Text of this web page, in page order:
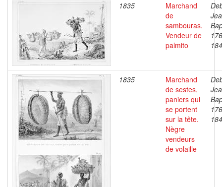
1835
Marchand
de
sambouras.
Vendeur de
palmito
1835
Marchand
de sestes,
paniers qui
se portent
sur la tête.
Nègre
vendeurs
de volaille